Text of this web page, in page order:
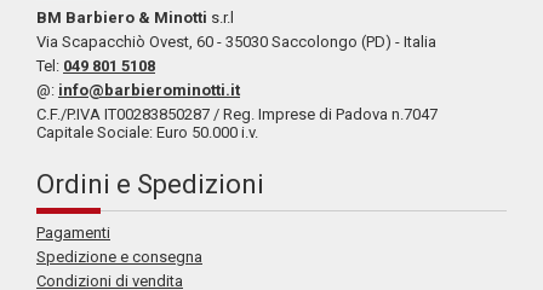
BM Barbiero & Minotti s.r.l
Via Scapacchiò Ovest, 60 - 35030 Saccolongo (PD) - Italia
Tel: 049 801 5108
@: info@barbierominotti.it
C.F./P.IVA IT00283850287 / Reg. Imprese di Padova n.7047
Capitale Sociale: Euro 50.000 i.v.
Ordini e Spedizioni
Pagamenti
Spedizione e consegna
Condizioni di vendita